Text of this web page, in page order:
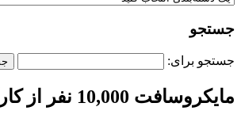
جستجو
جستجو برای:
مایکروسافت 10,000 نفر از کارکنان خود را اخراج می کند